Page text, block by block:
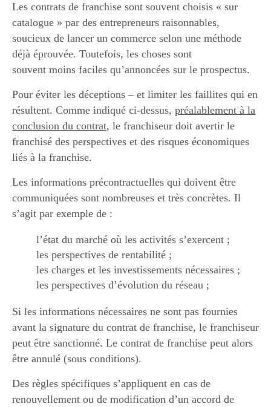
Les contrats de franchise sont souvent choisis « sur
catalogue » par des entrepreneurs raisonnables,
soucieux de lancer un commerce selon une méthode
déjà éprouvée. Toutefois, les choses sont
souvent moins faciles qu’annoncées sur le prospectus.
Pour éviter les déceptions – et limiter les faillites qui en
résultent. Comme indiqué ci-dessus, préalablement à la
conclusion du contrat, le franchiseur doit avertir le
franchisé des perspectives et des risques économiques
liés à la franchise.
Les informations précontractuelles qui doivent être
communiquées sont nombreuses et très concrètes. Il
s’agit par exemple de :
l’état du marché où les activités s’exercent ;
les perspectives de rentabilité ;
les charges et les investissements nécessaires ;
les perspectives d’évolution du réseau ;
Si les informations nécessaires ne sont pas fournies
avant la signature du contrat de franchise, le franchiseur
peut être sanctionné. Le contrat de franchise peut alors
être annulé (sous conditions).
Des règles spécifiques s’appliquent en cas de
renouvellement ou de modification d’un accord de